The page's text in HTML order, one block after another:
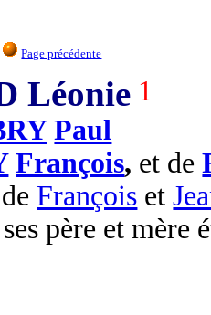
Page précédente
Léonie 1
Paul
François, et de
François et
père et mère